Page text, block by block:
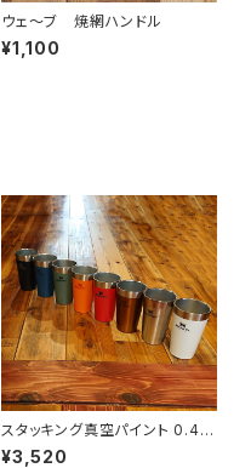
ウェ～ブ 焼網ハンドル
¥1,100
スタッキング真空パイント 0.47
L
¥3,520